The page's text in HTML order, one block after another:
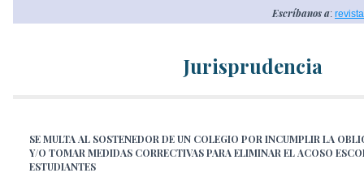
Escríbanos a:
Jurisprudencia
SE MULTA AL SOSTENEDOR DE UN COLEGIO POR INCUMPLIR LA
Y/O TOMAR MEDIDAS CORRECTIVAS PARA ELIMINAR EL ACOSO
ESTUDIANTES